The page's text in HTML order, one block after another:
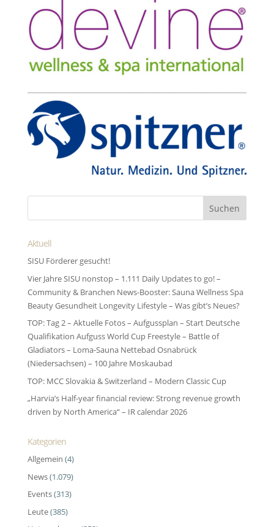
Aktuell
SISU Förderer gesucht!
Vier Jahre SISU nonstop – 1.111 Daily Updates to go! –
Community & Branchen News-Booster: Sauna Wellness Spa
Beauty Gesundheit Longevity Lifestyle – Was gibt’s Neues?
TOP: Tag 2 – Aktuelle Fotos – Aufgussplan – Start Deutsche
Qualifikation Aufguss World Cup Freestyle – Battle of
Gladiators – Loma-Sauna Nettebad Osnabrück
(Niedersachsen) – 100 Jahre Moskaubad
TOP: MCC Slovakia & Switzerland – Modern Classic Cup
„Harvia’s Half-year financial review: Strong revenue growth
driven by North America“ – IR calendar 2026
Kategorien
Allgemein (4)
News(1.079)
Events(313)
Leute(385)